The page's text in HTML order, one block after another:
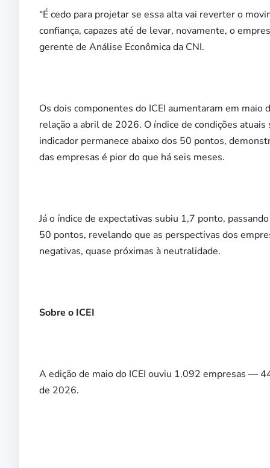
“É cedo para projetar se essa alta vai reverter o
confiança, capazes até de levar, novamente, o
gerente de Análise Econômica da CNI.
Os dois componentes do ICEI aumentaram em
relação a abril de 2026. O índice de condições
indicador permanece abaixo dos 50 pontos,
das empresas é pior do que há seis meses.
Já o índice de expectativas subiu 1,7 ponto,
50 pontos, revelando que as perspectivas dos
negativas, quase próximas à neutralidade.
Sobre o ICEI
A edição de maio do ICEI ouviu 1.092 empresas —
de 2026.